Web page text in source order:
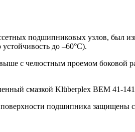
подшипниковых узлов, был
до –60°С).
выше с челюстным проемом боковой
смазкой Klüberpleх BEM 41-
подшипника защищены